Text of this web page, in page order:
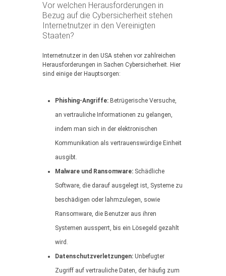
Vor welchen Herausforderungen in
Bezug auf die Cybersicherheit stehen
Internetnutzer in den Vereinigten
Staaten?
Internetnutzer in den USA stehen vor zahlreichen
Herausforderungen in Sachen Cybersicherheit. Hier
sind einige der Hauptsorgen:
Phishing-Angriffe: Betrügerische Versuche,
an vertrauliche Informationen zu gelangen,
indem man sich in der elektronischen
Kommunikation als vertrauenswürdige Einheit
ausgibt.
Malware und Ransomware: Schädliche
Software, die darauf ausgelegt ist, Systeme zu
beschädigen oder lahmzulegen, sowie
Ransomware, die Benutzer aus ihren
Systemen aussperrt, bis ein Lösegeld gezahlt
wird.
Datenschutzverletzungen: Unbefugter
Zugriff auf vertrauliche Daten, der häufig zum